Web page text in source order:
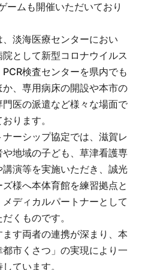
ームも開催いただいており
淡海医療センターにおい
として新型コロナウイルス
検査センターを県内でも
、専用病床の開設や本市の
医の派遣など様々な場面で
ります。
ーシップ協定では、滋賀レ
地域の子ども、草津看護専
演等を実施いただき、誠光
様へ本体育館を練習拠点と
ディカルパートナーとして
くものです。
す両者の連携が深まり、本
市くさつ」の実現により一
ています。